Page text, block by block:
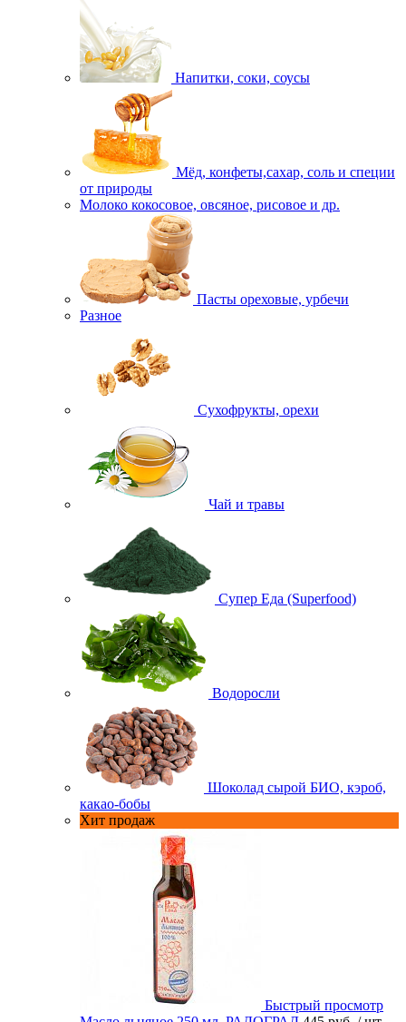
Напитки, соки, соусы
Мёд, конфеты,сахар, соль и специи
от природы
Молоко кокосовое, овсяное, рисовое и др.
Пасты ореховые, урбечи
Разное
Сухофрукты, орехи
Чай и травы
Супер Еда (Superfood)
Водоросли
Шоколад сырой БИО, кэроб,
какао-бобы
Хит продаж
Быстрый просмотр